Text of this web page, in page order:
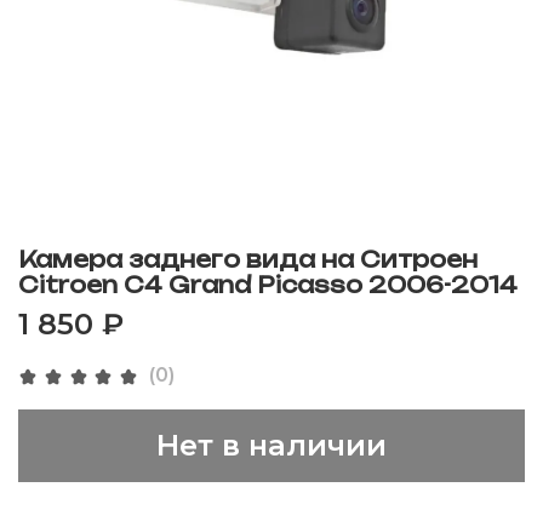
(0)
Камера заднего вида на Ситроен
Citroen C4 Grand Picasso 2006-2014
1 850 ₽
Нет в наличии